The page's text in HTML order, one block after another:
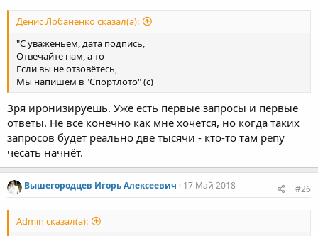
:
Денис Лобаненко сказал(а):
"С уваженьем, дата подпись,
Отвечайте нам, а то
Если вы не отзовётесь,
Мы напишем в "Спортлото" (с)
Зря иронизируешь. Уже есть первые запросы и первые
ответы. Не все конечно как мне хочется, но когда таких
запросов будет реально две тысячи - кто-то там репу
чесать начнёт.
Вышегородцев Игорь Алексеевич 17 Май 2018 #26
Admin сказал(а):